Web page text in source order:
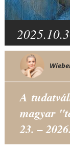
A
magyar
23. –